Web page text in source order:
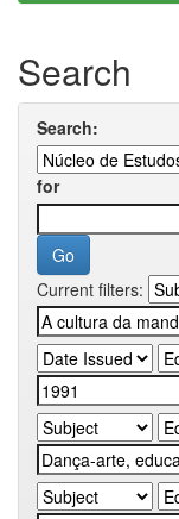
Search
Search:
for
Current filters: